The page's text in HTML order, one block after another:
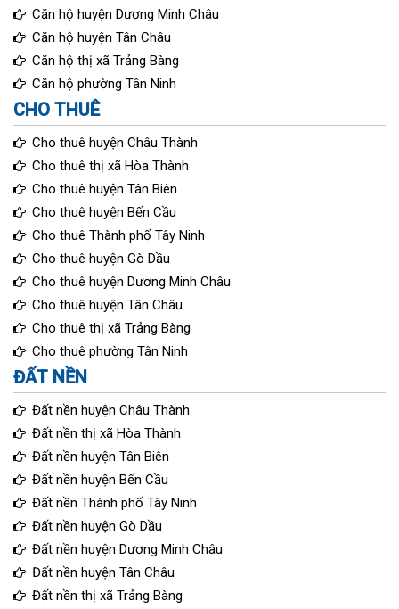
Căn hộ huyện Dương Minh Châu
Căn hộ huyện Tân Châu
Căn hộ thị xã Trảng Bàng
Căn hộ phường Tân Ninh
CHO THUÊ
Cho thuê huyện Châu Thành
Cho thuê thị xã Hòa Thành
Cho thuê huyện Tân Biên
Cho thuê huyện Bến Cầu
Cho thuê Thành phố Tây Ninh
Cho thuê huyện Gò Dầu
Cho thuê huyện Dương Minh Châu
Cho thuê huyện Tân Châu
Cho thuê thị xã Trảng Bàng
Cho thuê phường Tân Ninh
ĐẤT NỀN
Đất nền huyện Châu Thành
Đất nền thị xã Hòa Thành
Đất nền huyện Tân Biên
Đất nền huyện Bến Cầu
Đất nền Thành phố Tây Ninh
Đất nền huyện Gò Dầu
Đất nền huyện Dương Minh Châu
Đất nền huyện Tân Châu
Đất nền thị xã Trảng Bàng